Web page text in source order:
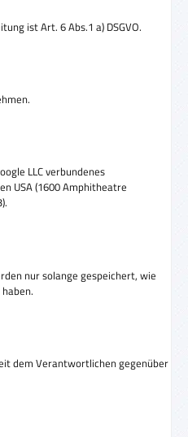
ist Art. 6 Abs.1 a) DSGVO.
LLC verbundenes
USA (1600 Amphitheatre
nur solange gespeichert, wie
dem Verantwortlichen gegenüber